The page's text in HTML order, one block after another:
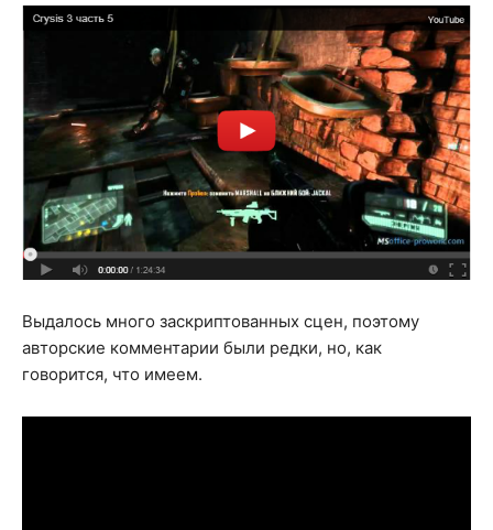
Выдалось много заскриптованных сцен, поэтому
авторские комментарии были редки, но, как
говорится, что имеем.